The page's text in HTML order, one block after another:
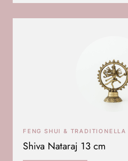
FENG SHUI & TRADITIONELLA
Shiva Nataraj 13 cm